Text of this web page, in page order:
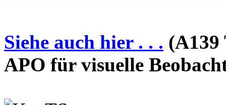
Siehe auch hier . . . (A139
APO für visuelle